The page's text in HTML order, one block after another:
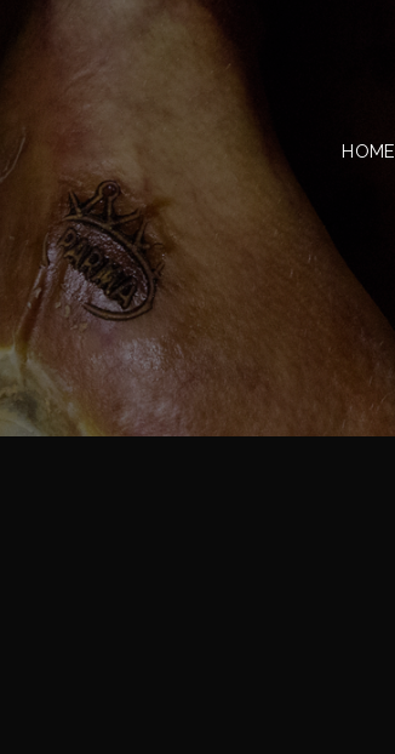
HOME